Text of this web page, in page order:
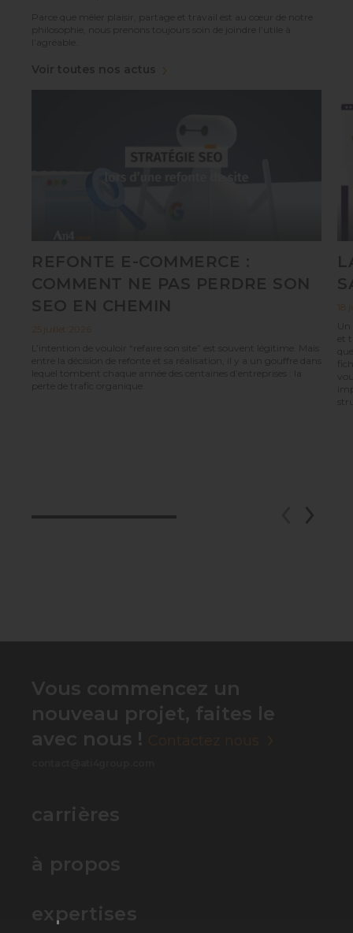
Parce que mêler plaisir, partage et travail est au cœur de notre
philosophie, nous prenons toujours soin de joindre l’utile à
l’agréable..
Voir toutes nos actus
REFONTE E-COMMERCE :
COMMENT NE PAS PERDRE SON
SEO EN CHEMIN
25 juillet 2026
L’intention de vouloir “refaire son site” est souvent légitime. Mais
entre la décision de refonte et sa réalisation, il y a un gouffre dans
lequel tombent chaque année des centaines d’entreprises : la
perte de trafic organique.
18
et
Vous commencez un
nouveau projet, faites le
avec nous !
carrières
à propos
expertises